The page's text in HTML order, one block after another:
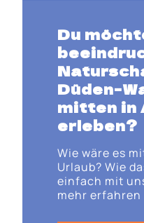
Du
Düden-
mitten in
erleben?
Wie wäre es
Urlaub? Wie
einfach mit
mehr erfahren